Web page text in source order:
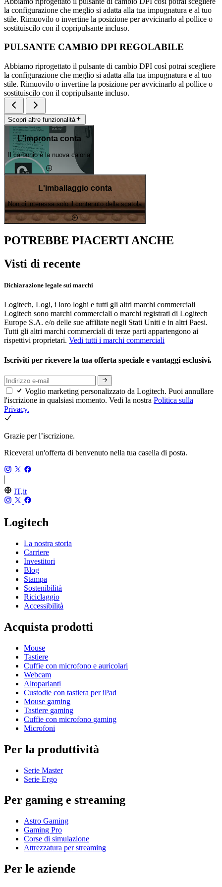
la configurazione che meglio si adatta alla tua impugnatura e al tuo
stile. Rimuovilo o invertine la posizione per avvicinarlo al pollice o
sostituiscilo con il copripulsante incluso.
PULSANTE CAMBIO DPI REGOLABILE
Abbiamo riprogettato il pulsante di cambio DPI così potrai scegliere
la configurazione che meglio si adatta alla tua impugnatura e al tuo
stile. Rimuovilo o invertine la posizione per avvicinarlo al pollice o
sostituiscilo con il copripulsante incluso.
Scopri altre funzionalità
L'impronta conta
Il carbonio è la nuova caloria
L'imballaggio conta
Non ci interessa solo il contenuto della scatola
POTREBBE PIACERTI ANCHE
Visti di recente
Dichiarazione legale sui marchi
Logitech, Logi, i loro loghi e tutti gli altri marchi commerciali
Logitech sono marchi commerciali o marchi registrati di Logitech
Europe S.A. e/o delle sue affiliate negli Stati Uniti e in altri Paesi.
Tutti gli altri marchi commerciali di terze parti appartengono ai
rispettivi proprietari. Vedi tutti i marchi commerciali
Iscriviti per ricevere la tua offerta speciale e vantaggi esclusivi.
Voglio marketing personalizzato da Logitech. Puoi annullare
l'iscrizione in qualsiasi momento. Vedi la nostra Politica sulla
Privacy.
Grazie per l’iscrizione.
Riceverai un'offerta di benvenuto nella tua casella di posta.
IT,it
Logitech
La nostra storia
Carriere
Investitori
Blog
Stampa
Sostenibilità
Riciclaggio
Accessibilità
Acquista prodotti
Mouse
Tastiere
Cuffie con microfono e auricolari
Webcam
Altoparlanti
Custodie con tastiera per iPad
Mouse gaming
Tastiere gaming
Cuffie con microfono gaming
Microfoni
Per la produttività
Serie Master
Serie Ergo
Per gaming e streaming
Astro Gaming
Gaming Pro
Corse di simulazione
Attrezzatura per streaming
Per le aziende